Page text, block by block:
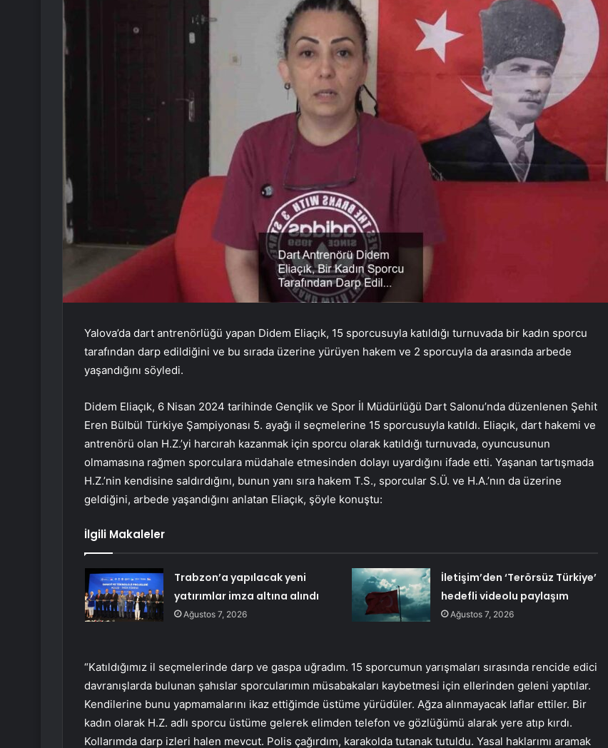
Yalova’da dart antrenörlüğü yapan Didem Eliaçık, 15 sporcusuyla katıldığı turnuvada bir kadın sporcu
tarafından darp edildiğini ve bu sırada üzerine yürüyen hakem ve 2 sporcuyla da arasında arbede
yaşandığını söyledi.
Didem Eliaçık, 6 Nisan 2024 tarihinde Gençlik ve Spor İl Müdürlüğü Dart Salonu’nda düzenlenen Şehit
Eren Bülbül Türkiye Şampiyonası 5. ayağı il seçmelerine 15 sporcusuyla katıldı. Eliaçık, dart hakemi ve
antrenörü olan H.Z.’yi harcırah kazanmak için sporcu olarak katıldığı turnuvada, oyuncusunun
olmamasına rağmen sporculara müdahale etmesinden dolayı uyardığını ifade etti. Yaşanan tartışmada
H.Z.’nin kendisine saldırdığını, bunun yanı sıra hakem T.S., sporcular S.Ü. ve H.A.’nın da üzerine
geldiğini, arbede yaşandığını anlatan Eliaçık, şöyle konuştu:
İlgili Makaleler
Trabzon’a yapılacak yeni
yatırımlar imza altına alındı
Ağustos 7, 2026
İletişim’den ‘Terörsüz Türkiye’
hedefli videolu paylaşım
Ağustos 7, 2026
“Katıldığımız il seçmelerinde darp ve gaspa uğradım. 15 sporcumun yarışmaları sırasında rencide edici
davranışlarda bulunan şahıslar sporcularımın müsabakaları kaybetmesi için ellerinden geleni yaptılar.
Kendilerine bunu yapmamalarını ikaz ettiğimde üstüme yürüdüler. Ağza alınmayacak laflar ettiler. Bir
kadın olarak H.Z. adlı sporcu üstüme gelerek elimden telefon ve gözlüğümü alarak yere atıp kırdı.
Kollarımda darp izleri halen mevcut. Polis çağırdım, karakolda tutanak tutuldu. Yasal haklarımı aramak